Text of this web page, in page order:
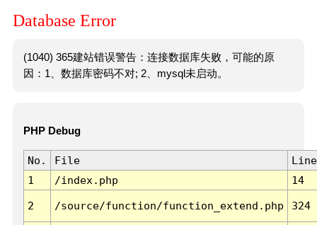
Database Error
(1040) 365建站错误警告：连接数据库失败，可能的原
因：1、数据库密码不对; 2、mysql未启动。
PHP Debug
No. File
Line
1
/index.php 14
2 /source/function/function_extend.php 324